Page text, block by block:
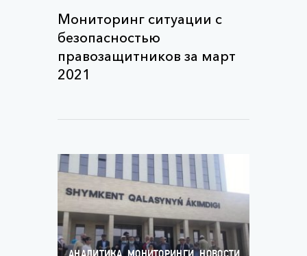
Мониторинг ситуации с
безопасностью
правозащитников за март
2021